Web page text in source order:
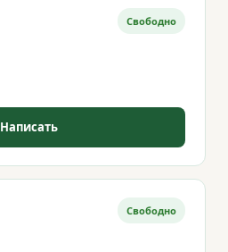
Свободно
Написать
Свободно